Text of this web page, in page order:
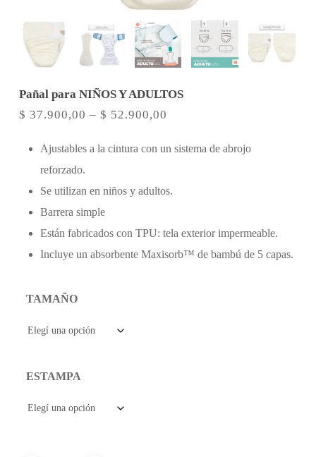
Pañal para NIÑOS Y ADULTOS
$ 37.900,00 – $ 52.900,00
precios:
hasta
Ajustables a la cintura con un sistema de abrojo
reforzado.
Se utilizan en niños y adultos.
Barrera simple
Están fabricados con TPU: tela exterior impermeable.
Incluye un absorbente Maxisorb™ de bambú de 5 capas.
TAMAÑO
ESTAMPA